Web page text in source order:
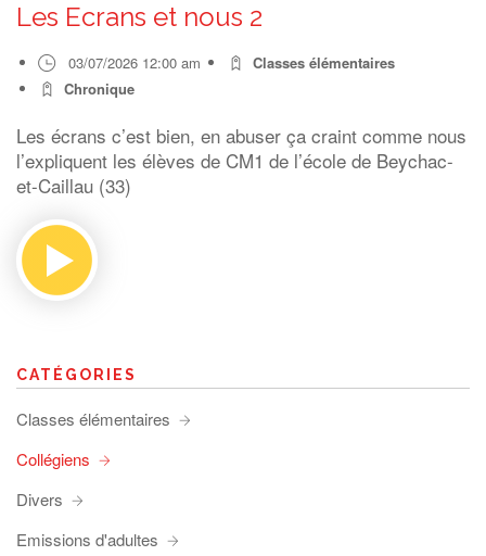
Les Ecrans et nous 2
03/07/2026 12:00 am
Classes élémentaires
Chronique
Les écrans c’est bien, en abuser ça craint comme nous
l’expliquent les élèves de CM1 de l’école de Beychac-
et-Caillau (33)
CATÉGORIES
Classes élémentaires
Collégiens
Divers
Emissions d'adultes